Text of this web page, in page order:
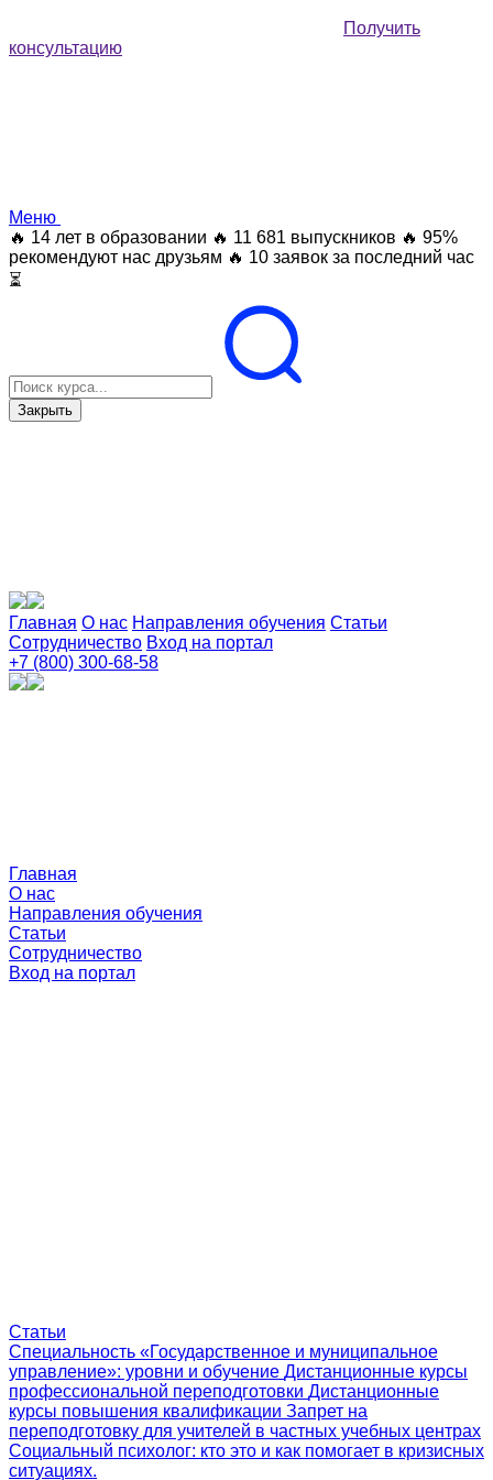
Получить
консультацию
Меню
🔥 14 лет в образовании 🔥 11 681 выпускников 🔥 95%
рекомендуют нас друзьям 🔥 10 заявок за последний час
⏳
Закрыть
Главная О нас Направления обучения Статьи
Сотрудничество Вход на портал
+7 (800) 300-68-58
Главная
О нас
Направления обучения
Статьи
Сотрудничество
Вход на портал
Статьи
Специальность «Государственное и муниципальное
управление»: уровни и обучение Дистанционные курсы
профессиональной переподготовки Дистанционные
курсы повышения квалификации Запрет на
переподготовку для учителей в частных учебных центрах
Социальный психолог: кто это и как помогает в кризисных
ситуациях.